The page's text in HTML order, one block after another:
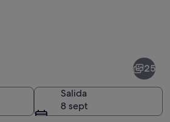
25
Salida
8 sept